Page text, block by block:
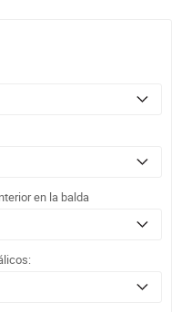
en la balda